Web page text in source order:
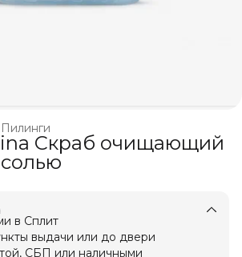
Пилинги
Скраб очищающий
в Сплит
выдачи или до двери
СБП или наличными